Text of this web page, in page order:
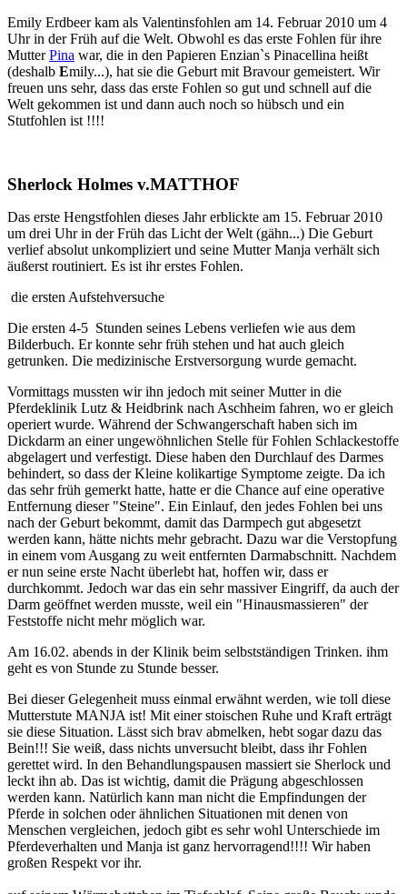
Emily Erdbeer kam als Valentinsfohlen am 14. Februar 2010 um 4
Uhr in der Früh auf die Welt. Obwohl es das erste Fohlen für ihre
MutterPina war, die in den Papieren Enzian`s Pinacellina heißt
(deshalb Emily...), hat sie die Geburt mit Bravour gemeistert. Wir
freuen uns sehr, dass das erste Fohlen so gut und schnell auf die
Welt gekommen ist und dann auch noch so hübsch und ein
Stutfohlen ist !!!!
Sherlock Holmes v.MATTHOF
Das erste Hengstfohlen dieses Jahr erblickte am 15. Februar 2010
um drei Uhr in der Früh das Licht der Welt (gähn...) Die Geburt
verlief absolut unkompliziert und seine Mutter Manja verhält sich
äußerst routiniert. Es ist ihr erstes Fohlen.
die ersten Aufstehversuche
Die ersten 4-5 Stunden seines Lebens verliefen wie aus dem
Bilderbuch. Er konnte sehr früh stehen und hat auch gleich
getrunken. Die medizinische Erstversorgung wurde gemacht.
Vormittags mussten wir ihn jedoch mit seiner Mutter in die
Pferdeklinik Lutz & Heidbrink nach Aschheim fahren, wo er gleich
operiert wurde. Während der Schwangerschaft haben sich im
Dickdarm an einer ungewöhnlichen Stelle für Fohlen Schlackestoffe
abgelagert und verfestigt. Diese haben den Durchlauf des Darmes
behindert, so dass der Kleine kolikartige Symptome zeigte. Da ich
das sehr früh gemerkt hatte, hatte er die Chance auf eine operative
Entfernung dieser "Steine". Ein Einlauf, den jedes Fohlen bei uns
nach der Geburt bekommt, damit das Darmpech gut abgesetzt
werden kann, hätte nichts mehr gebracht. Dazu war die Verstopfung
in einem vom Ausgang zu weit entfernten Darmabschnitt. Nachdem
er nun seine erste Nacht überlebt hat, hoffen wir, dass er
durchkommt. Jedoch war das ein sehr massiver Eingriff, da auch der
Darm geöffnet werden musste, weil ein "Hinausmassieren" der
Feststoffe nicht mehr möglich war.
Am 16.02. abends in der Klinik beim selbstständigen Trinken. ihm
geht es von Stunde zu Stunde besser.
Bei dieser Gelegenheit muss einmal erwähnt werden, wie toll diese
Mutterstute MANJA ist! Mit einer stoischen Ruhe und Kraft erträgt
sie diese Situation. Lässt sich brav abmelken, hebt sogar dazu das
Bein!!! Sie weiß, dass nichts unversucht bleibt, dass ihr Fohlen
gerettet wird. In den Behandlungspausen massiert sie Sherlock und
leckt ihn ab. Das ist wichtig, damit die Prägung abgeschlossen
werden kann. Natürlich kann man nicht die Empfindungen der
Pferde in solchen oder ähnlichen Situationen mit denen von
Menschen vergleichen, jedoch gibt es sehr wohl Unterschiede im
Pferdeverhalten und Manja ist ganz hervorragend!!!! Wir haben
großen Respekt vor ihr.